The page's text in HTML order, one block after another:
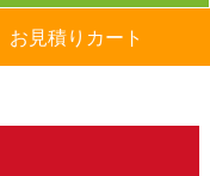
お見積りカート